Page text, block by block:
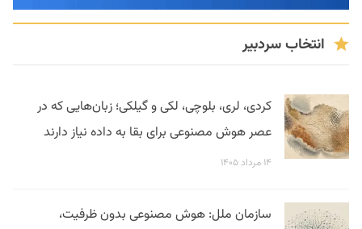
انتخاب سردبیر
کردی، لری، بلوچی، لکی و گیلکی؛ زبان‌هایی که در
عصر هوش مصنوعی برای بقا به داده نیاز دارند
۱۴ مرداد ۱۴۰۵
سازمان ملل: هوش مصنوعی بدون ظرفیت،